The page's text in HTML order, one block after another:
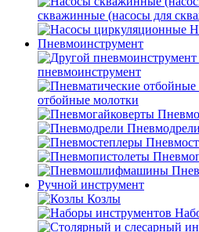
скважинные (насосы для
Пневмоинструмент
пневмоинструмент
отбойные молотки
Пневмодрели
Ручной инструмент
Козлы